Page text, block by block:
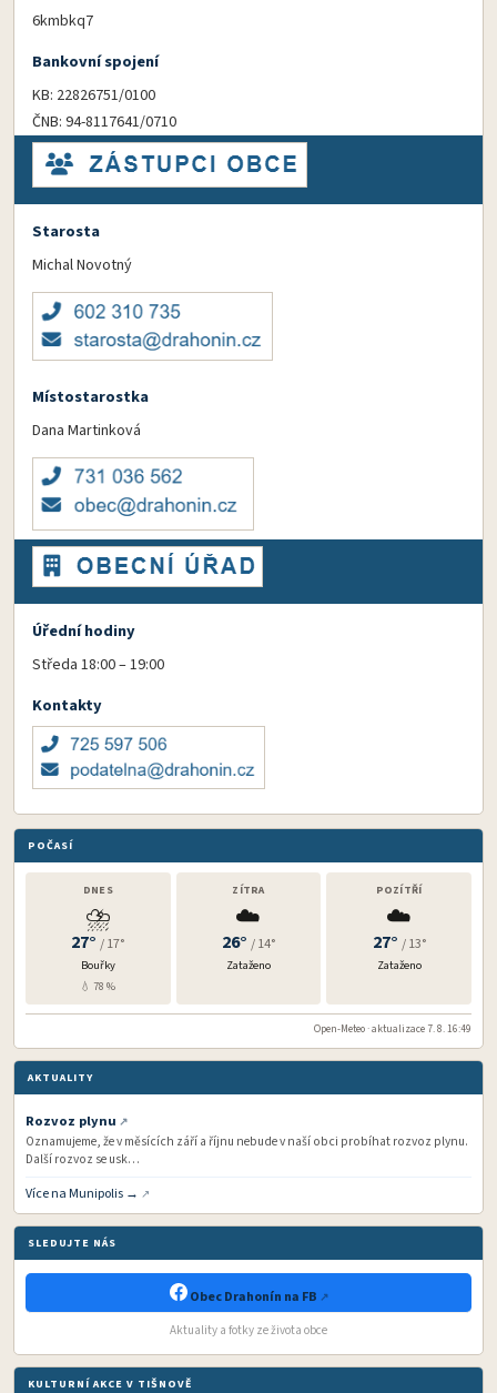
6kmbkq7
Bankovní spojení
KB: 22826751/0100
ČNB: 94-8117641/0710
Starosta
Michal Novotný
Místostarostka
Dana Martinková
Úřední hodiny
Středa 18:00 – 19:00
Kontakty
POČASÍ
DNES
⛈️
27°/ 17°
Bouřky
💧 78 %
ZÍTRA
☁️
26° / 14°
Zataženo
POZÍTŘÍ
☁️
27° / 13°
Zataženo
Open-Meteo · aktualizace 7. 8. 16:49
AKTUALITY
Rozvoz plynu
Oznamujeme, že v měsících září a říjnu nebude v naší obci probíhat rozvoz plynu.
Další rozvoz se usk…
Více na Munipolis →
SLEDUJTE NÁS
Obec Drahonín na FB
Aktuality a fotky ze života obce
KULTURNÍ AKCE V TIŠNOVĚ